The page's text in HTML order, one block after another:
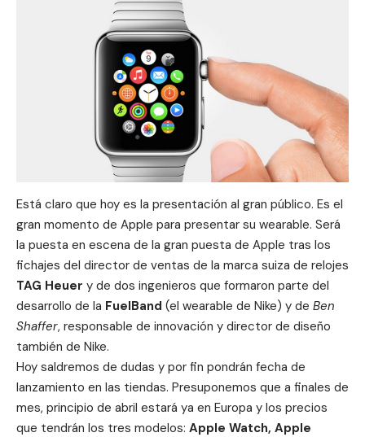
Está claro que hoy es la presentación al gran público. Es el
gran momento de Apple para presentar su wearable. Será
la puesta en escena de la gran puesta de Apple tras los
fichajes del director de ventas de la marca suiza de relojes
TAG Heuer y de dos ingenieros que formaron parte del
desarrollo de la FuelBand (el wearable de Nike) y de Ben
Shaffer, responsable de innovación y director de diseño
también de Nike.
Hoy saldremos de dudas y por fin pondrán fecha de
lanzamiento en las tiendas. Presuponemos que a finales de
mes, principio de abril estará ya en Europa y los precios
que tendrán los tres modelos: Apple Watch, Apple